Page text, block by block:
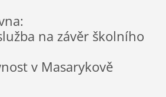
na závěr školního
v Masarykově